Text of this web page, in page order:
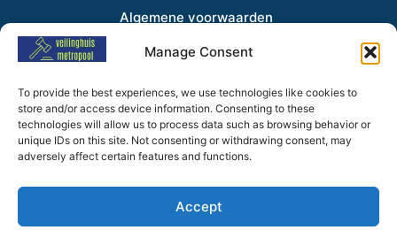
Manage Consent
To provide the best experiences, we use technologies like cookies to
store and/or access device information. Consenting to these
technologies will allow us to process data such as browsing behavior or
unique IDs on this site. Not consenting or withdrawing consent, may
adversely affect certain features and functions.
Accept
Algemene voorwaarden
Privacybeleid
Inschrijven voor
nieuwsbrief